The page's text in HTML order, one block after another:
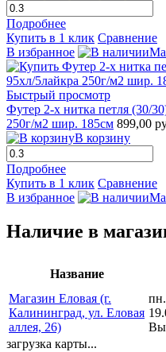
Подробнее
Купить в 1 клик Сравнение
В избранное
Быстрый просмотр
Футер 2-х нитка петля (30/
250г/м2 шир. 185см 899,00
В корзину
Подробнее
Купить в 1 клик Сравнение
В избранное
Наличие в
Название
Магазин Еловая (г.
Калининград, ул. Еловая
аллея, 26)
загрузка карты...